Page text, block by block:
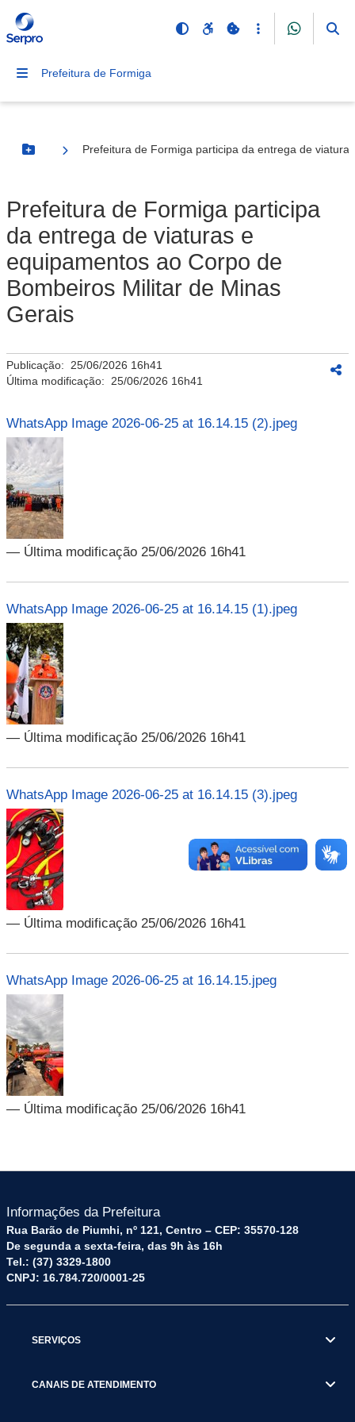
Prefeitura de Formiga
Botão Menu
Prefeitura de Formiga participa da entrega de
Prefeitura de Formiga participa
da entrega de viaturas e
equipamentos ao Corpo de
Bombeiros Militar de Minas
Gerais
Publicação: 25/06/2026 16h41
Última modificação: 25/06/2026 16h41
WhatsApp Image 2026-06-25 at 16.14.15 (2).jpeg
— Última modificação 25/06/2026 16h41
WhatsApp Image 2026-06-25 at 16.14.15 (1).jpeg
— Última modificação 25/06/2026 16h41
WhatsApp Image 2026-06-25 at 16.14.15 (3).jpeg
— Última modificação 25/06/2026 16h41
WhatsApp Image 2026-06-25 at 16.14.15.jpeg
— Última modificação 25/06/2026 16h41
Informações da Prefeitura
Rua Barão de Piumhi, nº 121, Centro – CEP: 35570-128
De segunda a sexta-feira, das 9h às 16h
Tel.: (37) 3329-1800
CNPJ: 16.784.720/0001-25
SERVIÇOS
CANAIS DE ATENDIMENTO